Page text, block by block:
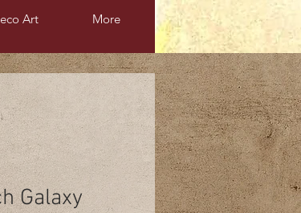
Art More
Galaxy